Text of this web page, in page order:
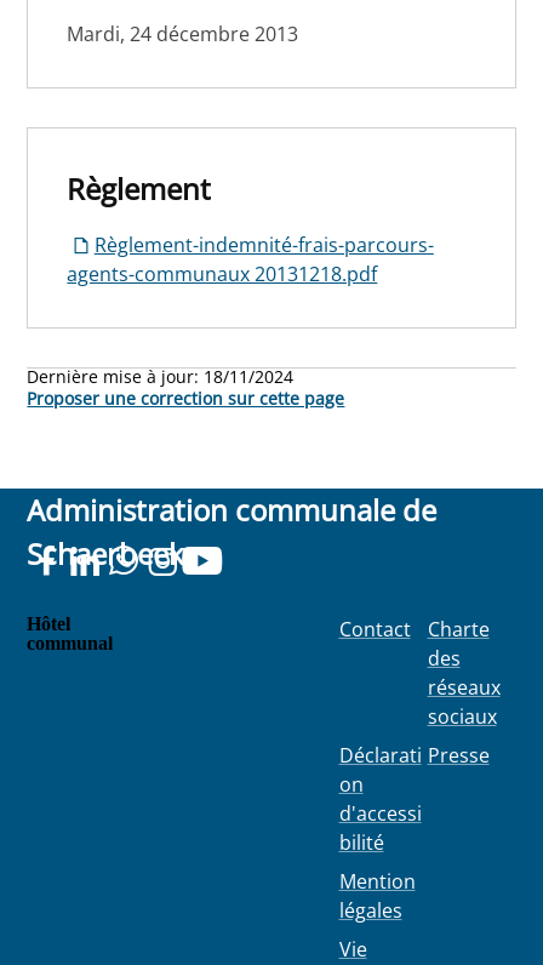
Mardi, 24 décembre 2013
Règlement
Règlement-indemnité-frais-parcours-
agents-communaux 20131218.pdf
Dernière mise à jour: 18/11/2024
Proposer une correction sur cette page
Administration communale de
Schaerbeek
Hôtel
communal
Contact
Déclarati
on
d'accessi
bilité
Mention
légales
Vie
Charte
des
réseaux
sociaux
Presse